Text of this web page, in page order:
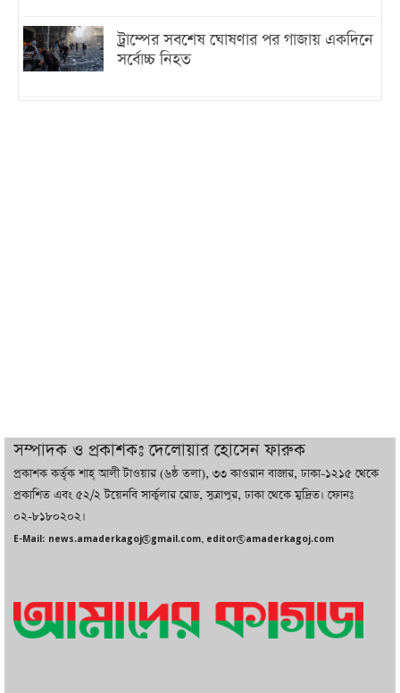
ট্রাম্পের সবশেষ ঘোষণার পর গাজায় একদিনে
সর্বোচ্চ নিহত
দুবাইয়ে বেনজীরের জামিন বাতিল করতে ল
ফার্ম নিয়োগ করেছে সরকার
করা হবে : পররাষ্ট্র প্রতিমন্ত্রী
সম্পাদক ও প্রকাশকঃ দেলোয়ার হোসেন ফারুক
প্রকাশক কর্তৃক শাহ্ আলী টাওয়ার (৬ষ্ঠ তলা), ৩৩ কাওরান বাজার, ঢাকা-১২১৫ থেকে
প্রকাশিত এবং ৫২/২ টয়েনবি সার্কুলার রোড, সুত্রাপুর, ঢাকা থেকে মুদ্রিত। ফোনঃ
০২-৮১৮০২০২।
E-Mail: news.amaderkagoj@gmail.com, editor@amaderkagoj.com